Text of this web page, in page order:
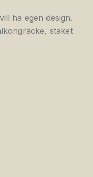
ha egen design.
staket